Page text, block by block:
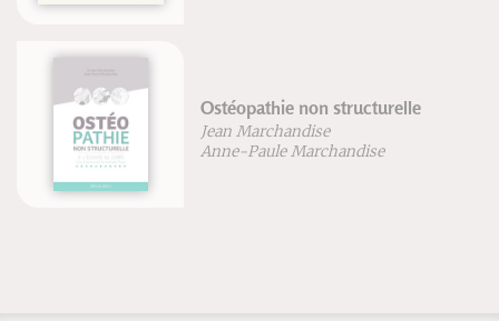
Ostéopathie non structurelle
Jean Marchandise
Anne-Paule Marchandise